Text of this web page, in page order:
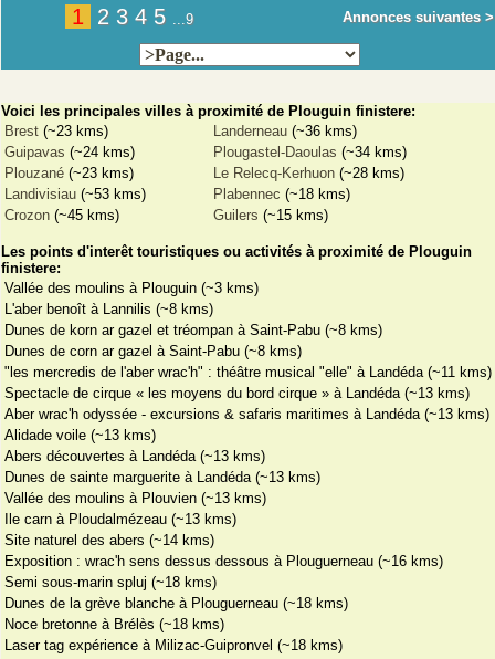
1 2 3 4 5 ...9 Annonces suivantes >
Voici les principales villes à proximité de Plouguin finistere:
Brest (~23 kms) Landerneau (~36 kms)
Guipavas (~24 kms) Plougastel-Daoulas (~34 kms)
Plouzané (~23 kms) Le Relecq-Kerhuon (~28 kms)
Landivisiau (~53 kms) Plabennec (~18 kms)
Crozon (~45 kms) Guilers (~15 kms)
Les points d'interêt touristiques ou activités à proximité de Plouguin
finistere:
Vallée des moulins à Plouguin (~3 kms)
L'aber benoît à Lannilis (~8 kms)
Dunes de korn ar gazel et tréompan à Saint-Pabu (~8 kms)
Dunes de corn ar gazel à Saint-Pabu (~8 kms)
"les mercredis de l'aber wrac'h" : théâtre musical "elle" à Landéda (~11 kms)
Spectacle de cirque « les moyens du bord cirque » à Landéda (~13 kms)
Aber wrac'h odyssée - excursions & safaris maritimes à Landéda (~13 kms)
Alidade voile (~13 kms)
Abers découvertes à Landéda (~13 kms)
Dunes de sainte marguerite à Landéda (~13 kms)
Vallée des moulins à Plouvien (~13 kms)
Ile carn à Ploudalmézeau (~13 kms)
Site naturel des abers (~14 kms)
Exposition : wrac'h sens dessus dessous à Plouguerneau (~16 kms)
Semi sous-marin spluj (~18 kms)
Dunes de la grève blanche à Plouguerneau (~18 kms)
Noce bretonne à Brélès (~18 kms)
Laser tag expérience à Milizac-Guipronvel (~18 kms)